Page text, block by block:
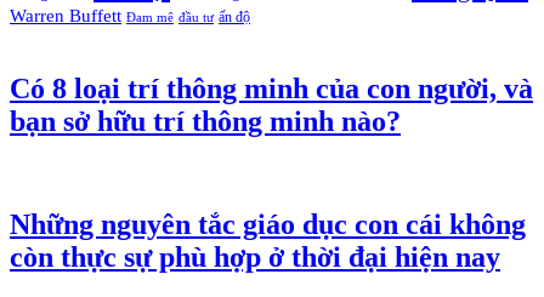
Warren Buffett Đam mê đầu tư ấn độ
Có 8 loại trí thông minh của con người, và
bạn sở hữu trí thông minh nào?
Những nguyên tắc giáo dục con cái không
còn thực sự phù hợp ở thời đại hiện nay